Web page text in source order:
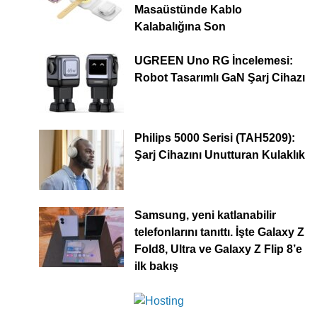
Masaüstünde Kablo
Kalabalığına Son
UGREEN Uno RG İncelemesi:
Robot Tasarımlı GaN Şarj Cihazı
Philips 5000 Serisi (TAH5209):
Şarj Cihazını Unutturan Kulaklık
Samsung, yeni katlanabilir
telefonlarını tanıttı. İşte Galaxy Z
Fold8, Ultra ve Galaxy Z Flip 8’e
ilk bakış